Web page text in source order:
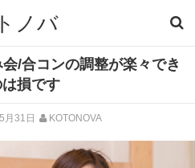
ノバ
/合コンの調整が楽々でき
損です
月31日 KOTONOVA